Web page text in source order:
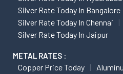
Silver Rate Today In Bangalore
Silver Rate Today In Chennai
Silver Rate Today In Jaipur
METAL RATES :
Copper Price Today